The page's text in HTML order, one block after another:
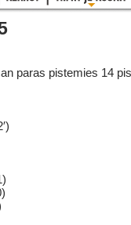
paras pistemies 14